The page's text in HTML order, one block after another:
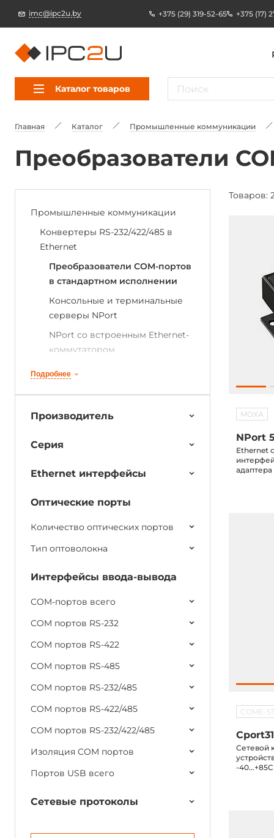
imc@ipc2u.by +375 (29) 319-52-65 +375 (17)
Каталог товаров
Главная Каталог Промышленные коммуникации
Преобразователи
Промышленные коммуникации
Конвертеры RS-232/422/485 в
Ethernet
Преобразователи COM-портов
в стандартном исполнении
Консольные и терминальные
серверы NPort
NPort со встроенным Ethernet-
коммутатором
NPort c Wi-Fi
NPort в бескорпусном
Подробнее
Производитель
Серия
Ethernet интерфейсы
Оптические порты
Количество оптических портов
Тип оптоволокна
Интерфейсы ввода-вывода
COM-портов всего
COM портов RS-232
COM портов RS-422
COM портов RS-485
COM портов RS-232/485
COM портов RS-422/485
COM портов RS-232/422/485
Изоляция COM портов
Портов USB всего
Сетевые протоколы
Товаров:
MOXA
NPort
Ethernet
COME-
Сетевой
-40...+85C